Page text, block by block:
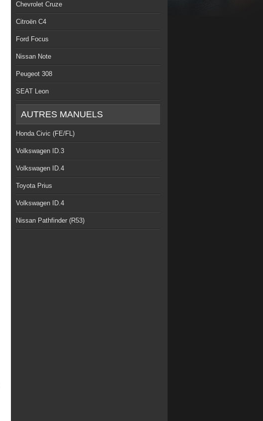
Chevrolet Cruze
Citroën C4
Ford Focus
Nissan Note
Peugeot 308
SEAT Leon
AUTRES MANUELS
Honda Civic (FE/FL)
Volkswagen ID.3
Volkswagen ID.4
Toyota Prius
Volkswagen ID.4
Nissan Pathfinder (R53)